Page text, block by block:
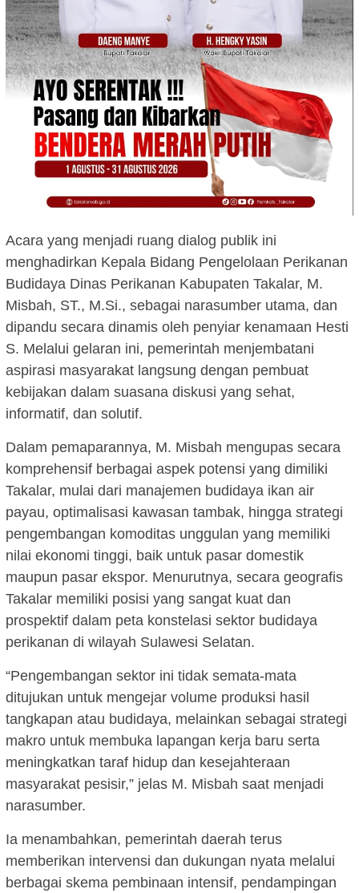
Acara yang menjadi ruang dialog publik ini
menghadirkan Kepala Bidang Pengelolaan Perikanan
Budidaya Dinas Perikanan Kabupaten Takalar, M.
Misbah, ST., M.Si., sebagai narasumber utama, dan
dipandu secara dinamis oleh penyiar kenamaan Hesti
S. Melalui gelaran ini, pemerintah menjembatani
aspirasi masyarakat langsung dengan pembuat
kebijakan dalam suasana diskusi yang sehat,
informatif, dan solutif.
Dalam pemaparannya, M. Misbah mengupas secara
komprehensif berbagai aspek potensi yang dimiliki
Takalar, mulai dari manajemen budidaya ikan air
payau, optimalisasi kawasan tambak, hingga strategi
pengembangan komoditas unggulan yang memiliki
nilai ekonomi tinggi, baik untuk pasar domestik
maupun pasar ekspor. Menurutnya, secara geografis
Takalar memiliki posisi yang sangat kuat dan
prospektif dalam peta konstelasi sektor budidaya
perikanan di wilayah Sulawesi Selatan.
“Pengembangan sektor ini tidak semata-mata
ditujukan untuk mengejar volume produksi hasil
tangkapan atau budidaya, melainkan sebagai strategi
makro untuk membuka lapangan kerja baru serta
meningkatkan taraf hidup dan kesejahteraan
masyarakat pesisir,” jelas M. Misbah saat menjadi
narasumber.
Ia menambahkan, pemerintah daerah terus
memberikan intervensi dan dukungan nyata melalui
berbagai skema pembinaan intensif, pendampingan